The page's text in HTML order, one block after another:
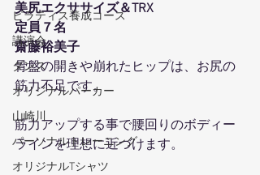
ピラティス養成コース
講演会
ダンス
オリジナルパーカー
山崎川
パーソナルトレーニング
オリジナルTシャツ
美尻エクササイズ＆TRX
定員７名
齋藤裕美子
骨盤の開きや崩れたヒップは、お尻の
筋力不足です。
筋力アップする事で腰回りのボディー
ラインを理想に近づけます。